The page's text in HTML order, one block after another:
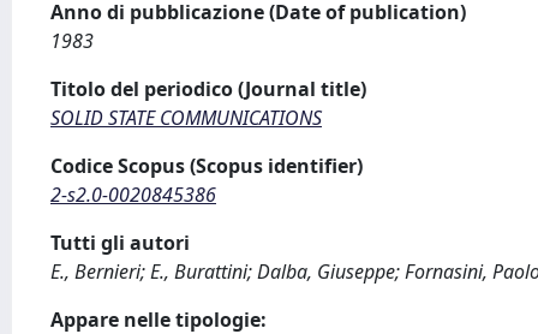
Anno di pubblicazione (Date of publication)
1983
Titolo del periodico (Journal title)
SOLID STATE COMMUNICATIONS
Codice Scopus (Scopus identifier)
2-s2.0-0020845386
Tutti gli autori
E., Bernieri; E., Burattini; Dalba, Giuseppe; Fornasini,
Appare nelle tipologie: